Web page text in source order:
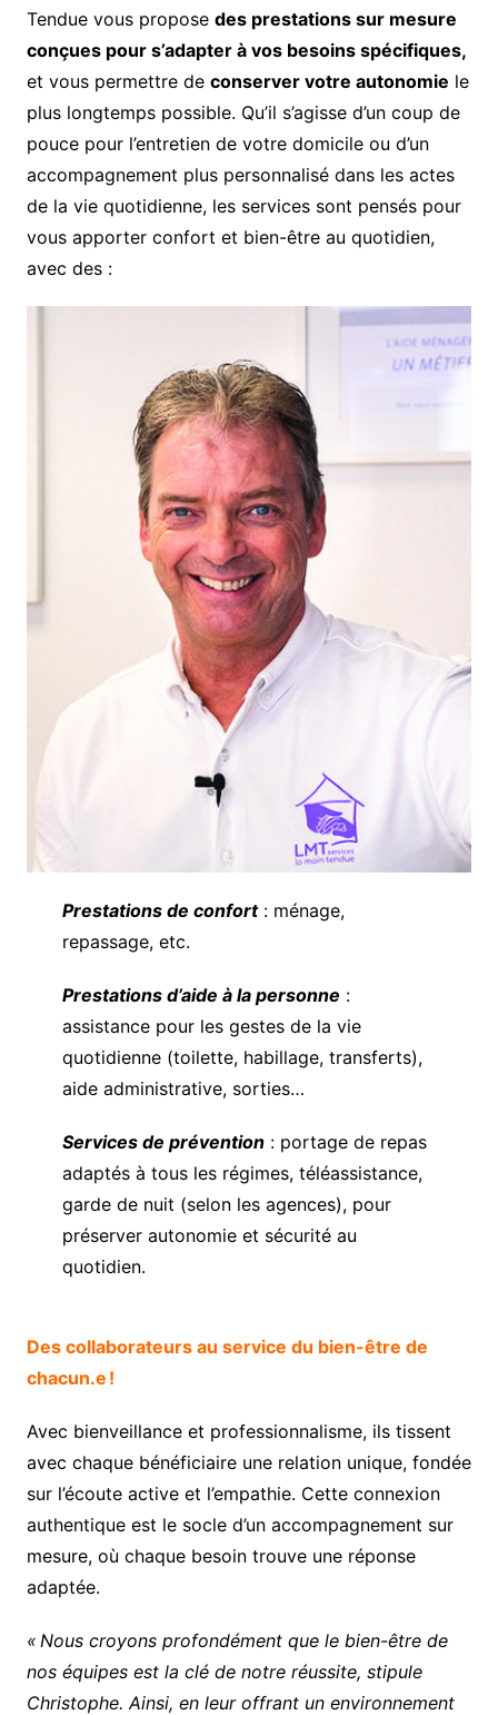
Tendue vous propose des prestations sur mesure
conçues pour s’adapter à vos besoins spécifiques,
et vous permettre de conserver votre autonomie le
plus longtemps possible. Qu’il s’agisse d’un coup de
pouce pour l’entretien de votre domicile ou d’un
accompagnement plus personnalisé dans les actes
de la vie quotidienne, les services sont pensés pour
vous apporter confort et bien-être au quotidien,
avec des :
Prestations de confort: ménage,
repassage, etc.
Prestations d’aide à la personne :
assistance pour les gestes de la vie
quotidienne (toilette, habillage, transferts),
aide administrative, sorties…
Services de prévention: portage de repas
adaptés à tous les régimes, téléassistance,
garde de nuit (selon les agences), pour
préserver autonomie et sécurité au
quotidien.
Des collaborateurs au service du bien-être de
chacun.e !
Avec bienveillance et professionnalisme, ils tissent
avec chaque bénéficiaire une relation unique, fondée
sur l’écoute active et l’empathie. Cette connexion
authentique est le socle d’un accompagnement sur
mesure, où chaque besoin trouve une réponse
adaptée.
« Nous croyons profondément que le bien-être de
nos équipes est la clé de notre réussite, stipule
Christophe. Ainsi, en leur offrant un environnement